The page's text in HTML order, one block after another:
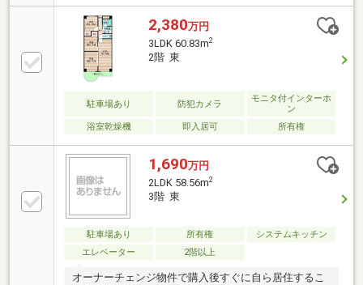
2,380万円
3LDK 60.83m2
2階 東
駐車場あり 防犯カメラ
モニタ付インターホ
ン
浴室乾燥機
即入居可 所有権
1,690万円
2LDK 58.56m2
3階 東
駐車場あり 所有権
システムキッチン
エレベーター
2階以上
オーナーチェンジ物件で購入後すぐに自ら居住するこ